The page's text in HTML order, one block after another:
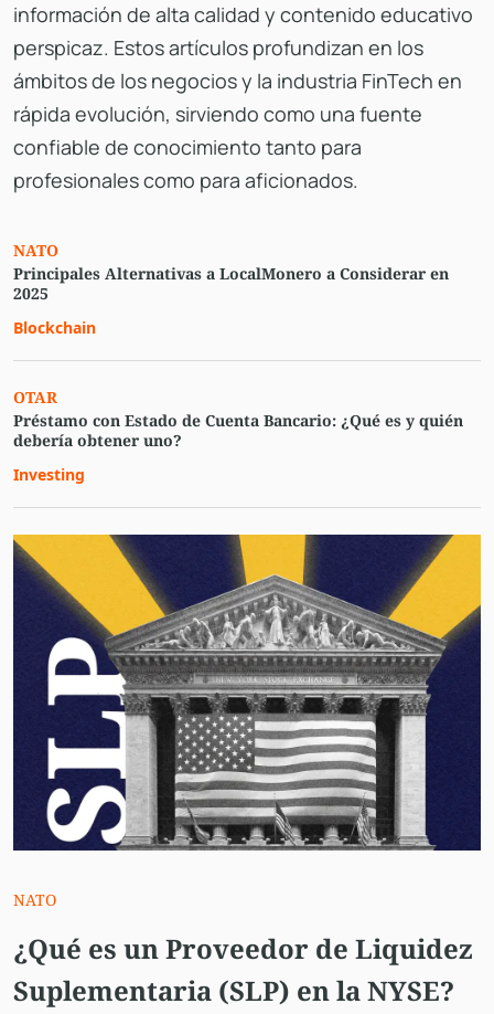
información de alta calidad y contenido educativo
perspicaz. Estos artículos profundizan en los
ámbitos de los negocios y la industria FinTech en
rápida evolución, sirviendo como una fuente
confiable de conocimiento tanto para
profesionales como para aficionados.
NATO
Principales Alternativas a LocalMonero a Considerar en
2025
Blockchain
OTAR
Préstamo con Estado de Cuenta Bancario: ¿Qué es y quién
debería obtener uno?
Investing
NATO
¿Qué es un Proveedor de Liquidez
Suplementaria (SLP) en la NYSE?